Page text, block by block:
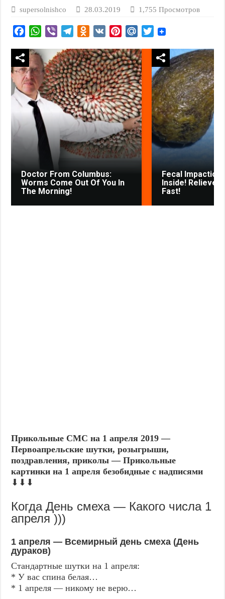
supersolnishco 28.03.2019 1,755 Просмотров
e
b
o
o
k
W
a
t
s
A
p
p
V
b
e
r
l
e
g
r
a
m
O
n
o
k
l
a
s
s
n
i
i
V
n
t
e
r
e
s
t
M
i
l
.
R
u
T
t
t
e
r
Doctor From Columbus:
Worms Come Out Of You In
The Morning!
Fecal Impaction
Inside! Relieves
Fast!
Прикольные СМС на 1 апреля 2019 —
Первоапрельские шутки, розыгрыши,
поздравления, приколы — Прикольные
картинки на 1 апреля безобидные с надписями
⬇⬇⬇
Когда День смеха — Какого числа 1
апреля )))
1 апреля — Всемирный день смеха (День
дураков)
Стандартные шутки на 1 апреля:
* У вас спина белая…
* 1 апреля — никому не верю…